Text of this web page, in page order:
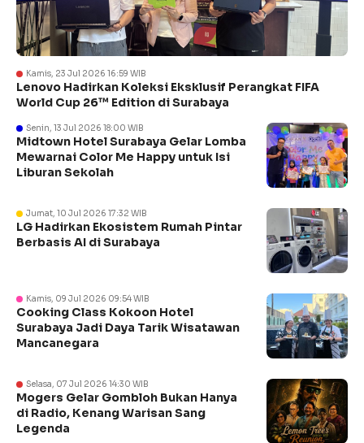
Kamis, 23 Jul 2026 16:59 WIB
Lenovo Hadirkan Koleksi Eksklusif Perangkat FIFA
World Cup 26™ Edition di Surabaya
Senin, 13 Jul 2026 18:00 WIB
Midtown Hotel Surabaya Gelar Lomba
Mewarnai Color Me Happy untuk Isi
Liburan Sekolah
Jumat, 10 Jul 2026 17:32 WIB
LG Hadirkan Ekosistem Rumah Pintar
Berbasis AI di Surabaya
Kamis, 09 Jul 2026 09:54 WIB
Cooking Class Kokoon Hotel
Surabaya Jadi Daya Tarik Wisatawan
Mancanegara
Selasa, 07 Jul 2026 14:30 WIB
Mogers Gelar Gombloh Bukan Hanya
di Radio, Kenang Warisan Sang
Legenda